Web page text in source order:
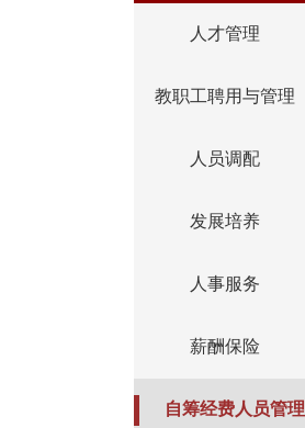
人才管理
教职工聘用与管理
人员调配
发展培养
人事服务
薪酬保险
自筹经费人员管理